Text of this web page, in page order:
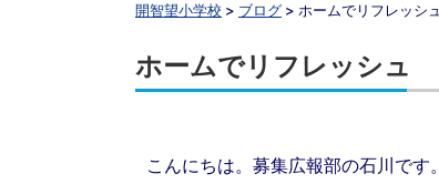
開智望小学校 > ブログ > ホームでリフレッシュ
ホームでリフレッシュ
こんにちは。募集広報部の石川です。